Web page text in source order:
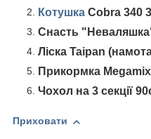
Котушка Cobra 340
Снасть
Ліска Taipan
Прикормка
Чохол на 3 секції
Приховати